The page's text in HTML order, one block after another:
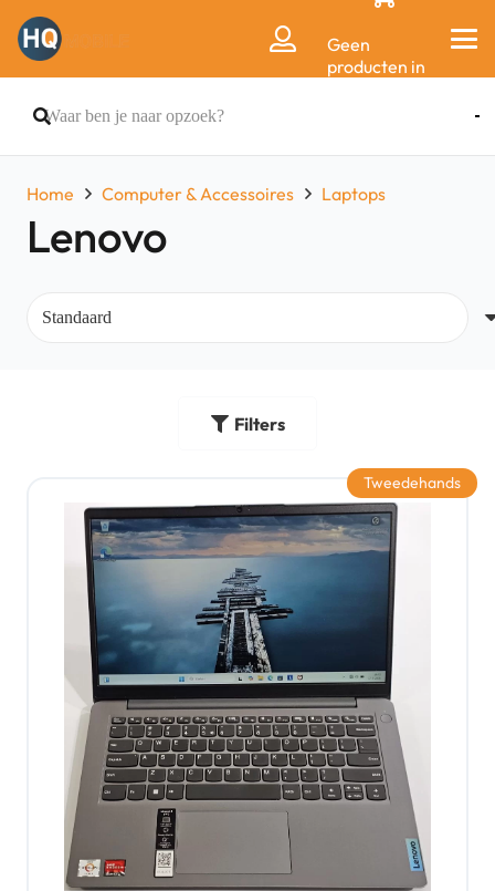
Geen
producten in
Home Computer & Accessoires Laptops
Lenovo
Filters
Tweedehands